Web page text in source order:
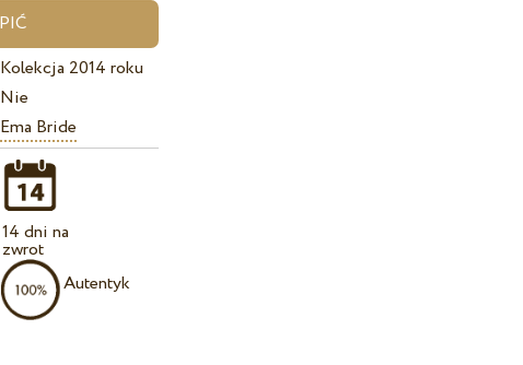
Kolekcja 2014 roku
Nie
Ema Bride
14 dni na
zwrot
Autentyk